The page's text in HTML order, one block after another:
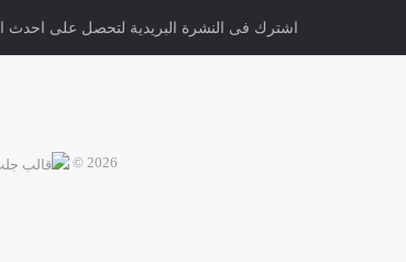
اشترك فى النشرة البريدية لتحصل على احدث
2026 ©